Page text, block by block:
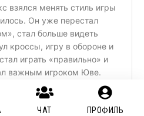
взялся менять стиль игры
Он уже перестал
стал больше видеть
кроссы, игру в обороне и
играть «правильно» и
важным игроком Юве.
после перехода в
Юве будут свистеть при
мяча.
ЧАТ ПРОФИЛЬ